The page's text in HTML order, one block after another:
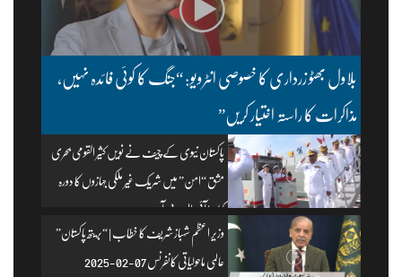
بلاول بھٹو زرداری کا خصوصی انٹرویو: “جنگ کا کوئی فائدہ نہیں،
مذاکرات کا راستہ اختیار کریں”
پاکستان نیوی کے چیف نے نویں کثیر القومی بحری
مشق “امن” میں شریک غیر ملکی جہازوں کا دورہ
کیا۔ | آئی ایس پی آر
وزیرِ اعظم شہباز شریف کا خطاب | “بریتھ پاکستان”
عالمی ماحولیاتی کانفرنس 07-02-2025